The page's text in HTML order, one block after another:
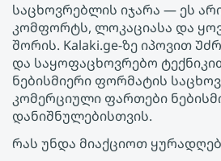
საცხოვრებლის იჯარა — ეს
კომფორტს, ლოკაციასა და
შორის. Kalaki.ge-ზე იპოვით
და საყოფაცხოვრებო
ნებისმიერი ფორმატის
კომერციული ფართები
დანიშნულებისთვის.
რას უნდა მიაქციოთ